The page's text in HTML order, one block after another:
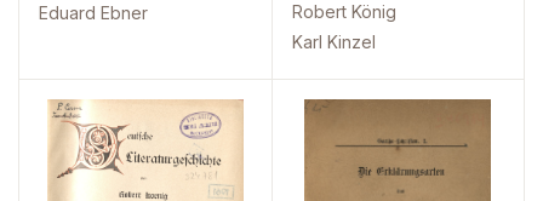
Eduard Ebner
Robert König
Karl Kinzel